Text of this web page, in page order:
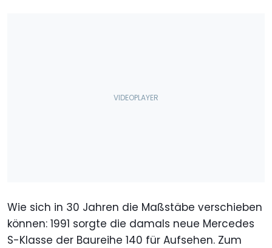
Wie sich in 30 Jahren die Maßstäbe verschieben
können: 1991 sorgte die damals neue Mercedes
S-Klasse der Baureihe 140 für Aufsehen. Zum